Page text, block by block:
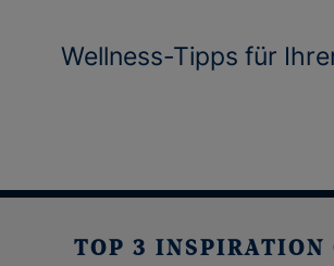
Wellness-Tipps für
TOP 3 INSPIRATION